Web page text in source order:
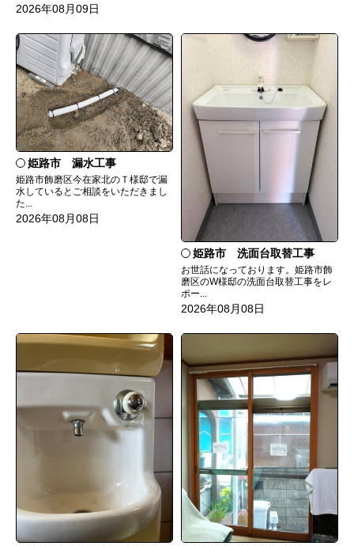
2026年08月09日
姫路市 漏水工事
姫路市飾磨区今在家北のＴ様邸で漏
水しているとご相談をいただきまし
た...
2026年08月08日
姫路市 洗面台取替工事
お世話になっております。姫路市飾
磨区のW様邸の洗面台取替工事をレ
ポー...
2026年08月08日